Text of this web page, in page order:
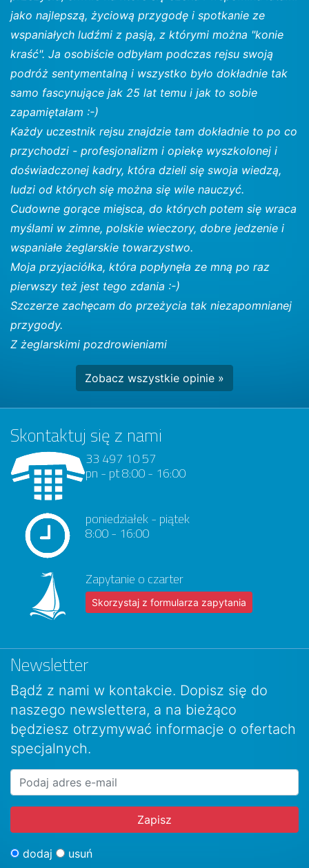
jako najlepszą, życiową przygodę i spotkanie ze
wspaniałych ludźmi z pasją, z którymi można "konie
kraść". Ja osobiście odbyłam podczas rejsu swoją
podróż sentymentalną i wszystko było dokładnie tak
samo fascynujące jak 25 lat temu i jak to sobie
zapamiętałam :-)
Każdy uczestnik rejsu znajdzie tam dokładnie to po co
przychodzi - profesjonalizm i opiekę wyszkolonej i
doświadczonej kadry, która dzieli się swoja wiedzą,
ludzi od których się można się wile nauczyć.
Cudowne gorące miejsca, do których potem się wraca
myślami w zimne, polskie wieczory, dobre jedzenie i
wspaniałe żeglarskie towarzystwo.
Moja przyjaciółka, która popłynęła ze mną po raz
pierwszy też jest tego zdania :-)
Szczerze zachęcam do przeżycia tak niezapomnianej
przygody.
Z żeglarskimi pozdrowieniami
Zobacz wszystkie opinie »
Skontaktuj się z nami
33 497 10 57
pn - pt 8:00 - 16:00
poniedziałek - piątek
8:00 - 16:00
Zapytanie o czarter
Skorzystaj z formularza zapytania
Newsletter
Bądź z nami w kontakcie. Dopisz się do
naszego newslettera, a na bieżąco
będziesz otrzymywać informacje o ofertach
specjalnych.
dodaj usuń